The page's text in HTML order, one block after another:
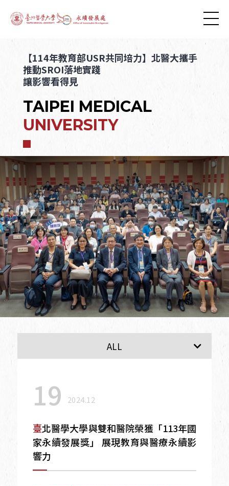
【114年教育部USR共同培力】北醫大攜手
推動SROI落地實踐
讓影響看得見
TAIPEI MEDICAL
UNIVERSITY
ALL
最新消息
19 2024.12
臺北醫學大學與雙和醫院榮獲「113年國
家永續發展獎」 展現教育與醫療永續影
響力